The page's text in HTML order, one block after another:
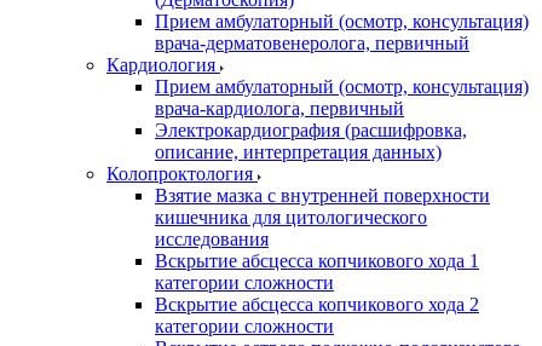
Прием амбулаторный (осмотр, консультация)
врача-дерматовенеролога, первичный
Кардиология
Прием амбулаторный (осмотр, консультация)
врача-кардиолога, первичный
Электрокардиография (расшифровка,
описание, интерпретация данных)
Колопроктология
Взятие мазка с внутренней поверхности
кишечника для цитологического
исследования
Вскрытие абсцесса копчикового хода 1
категории сложности
Вскрытие абсцесса копчикового хода 2
категории сложности